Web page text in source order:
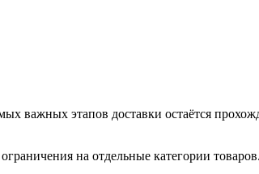
важных этапов доставки остаётся
на отдельные категории товаров.